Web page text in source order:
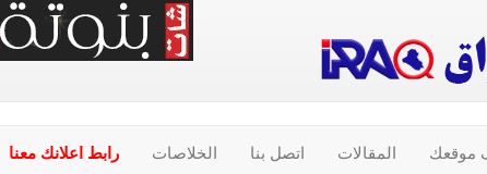
موقعك المقالات اتصل بنا الخلاصات رابط اعلانك معنا